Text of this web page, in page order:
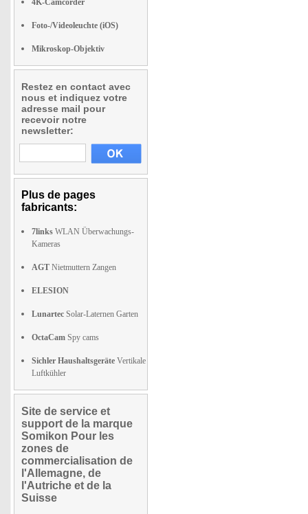
4K-Camcorder
Foto-/Videoleuchte (iOS)
Mikroskop-Objektiv
Restez en contact avec
nous et indiquez votre
adresse mail pour
recevoir notre
newsletter:
Plus de pages
fabricants:
7links WLAN Überwachungs-
Kameras
AGT Nietmuttern Zangen
ELESION
Lunartec Solar-Laternen Garten
OctaCam Spy cams
Sichler Haushaltsgeräte Vertikale
Luftkühler
Site de service et
support de la marque
Somikon Pour les
zones de
commercialisation de
l'Allemagne, de
l'Autriche et de la
Suisse